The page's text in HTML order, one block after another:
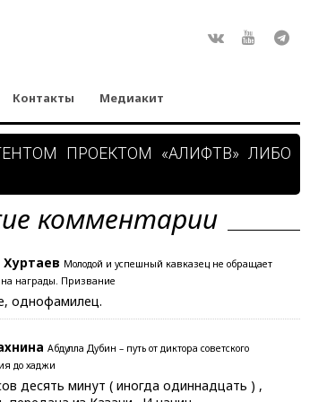
Контакты Медиакит
ПРОЕКТОМ «АЛИФТВ» ЛИБО
комментарии
Молодой и успешный кавказец не обращает
награды. Призвание
однофамилец.
Абдулла Дубин – путь от диктора советского
до хаджи
десять минут ( иногда одиннадцать ) ,